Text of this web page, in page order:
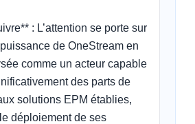
: L’attention se porte sur
de OneStream en
comme un acteur capable
des parts de
solutions EPM établies,
déploiement de ses